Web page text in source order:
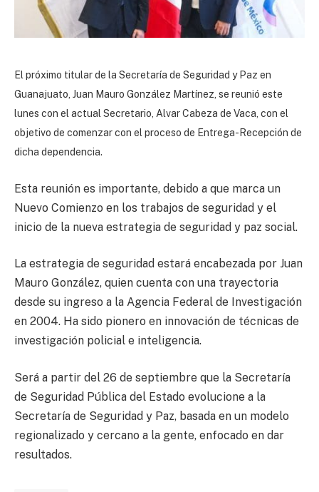
El próximo titular de la Secretaría de Seguridad y Paz en
Guanajuato, Juan Mauro González Martínez, se reunió este
lunes con el actual Secretario, Alvar Cabeza de Vaca, con el
objetivo de comenzar con el proceso de Entrega-Recepción de
dicha dependencia.
Esta reunión es importante, debido a que marca un
Nuevo Comienzo en los trabajos de seguridad y el
inicio de la nueva estrategia de seguridad y paz social.
La estrategia de seguridad estará encabezada por Juan
Mauro González, quien cuenta con una trayectoria
desde su ingreso a la Agencia Federal de Investigación
en 2004. Ha sido pionero en innovación de técnicas de
investigación policial e inteligencia.
Será a partir del 26 de septiembre que la Secretaría
de Seguridad Pública del Estado evolucione a la
Secretaría de Seguridad y Paz, basada en un modelo
regionalizado y cercano a la gente, enfocado en dar
resultados.